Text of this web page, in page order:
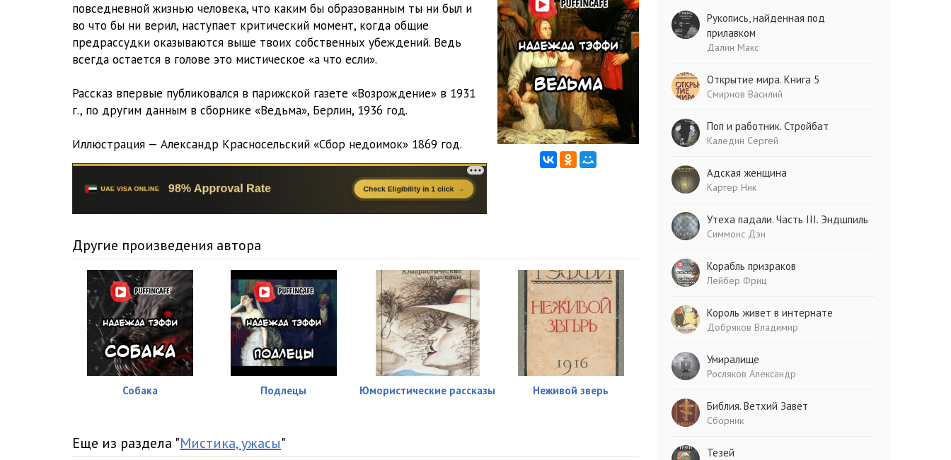
повседневной жизнью человека, что каким бы образованным ты ни был и
во что бы ни верил, наступает критический момент, когда общие
предрассудки оказываются выше твоих собственных убеждений. Ведь
всегда остается в голове это мистическое «а что если».
Рассказ впервые публиковался в парижской газете «Возрождение» в 1931
г., по другим данным в сборнике «Ведьма», Берлин, 1936 год.
Иллюстрация — Александр Красносельский «Сбор недоимок» 1869 год.
Другие произведения автора
Собака Подлецы Юмористические рассказы Неживой зверь
Еще из раздела "Мистика, ужасы"
Рукопись, найденная под
прилавком
Далин Макс
Открытие мира. Книга 5
Смирнов Василий
Поп и работник. Стройбат
Каледин Сергей
Адская женщина
Картер Ник
Утеха падали. Часть III. Эндшпиль
Симмонс Дэн
Корабль призраков
Лейбер Фриц
Король живет в интернате
Добряков Владимир
Умиралище
Росляков Александр
Библия. Ветхий Завет
Сборник
Тезей